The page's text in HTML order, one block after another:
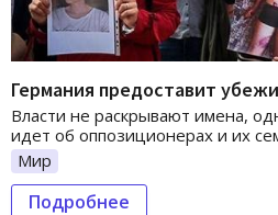
Германия предоставит
Власти не раскрывают имена,
идет об оппозиционерах и их
Мир
Подробнее